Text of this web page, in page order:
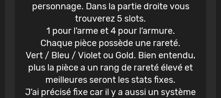
personnage. Dans la partie droite vous
trouverez 5 slots.
1 pour l’arme et 4 pour l’armure.
Chaque pièce possède une rareté.
Vert / Bleu / Violet ou Gold. Bien entendu,
plus la pièce a un rang de rareté élevé et
meilleures seront les stats fixes.
J’ai précisé fixe car il y a aussi un système